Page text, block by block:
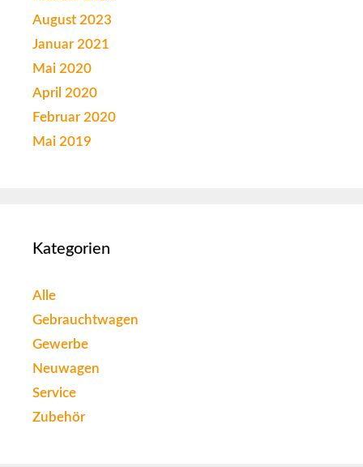
August 2023
Januar 2021
Mai 2020
April 2020
Februar 2020
Mai 2019
Kategorien
Alle
Gebrauchtwagen
Gewerbe
Neuwagen
Service
Zubehör